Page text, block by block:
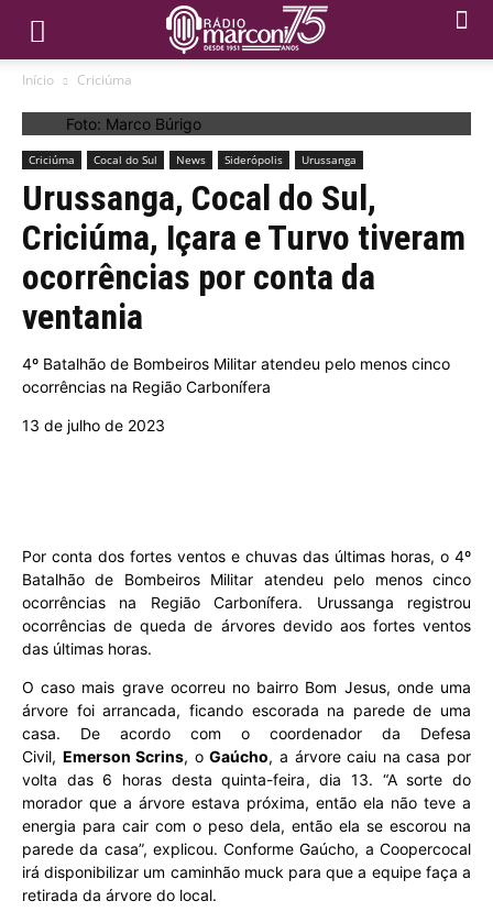
Início Criciúma
Foto: Marco Búrigo
Criciúma Cocal do Sul News Siderópolis Urussanga
Urussanga, Cocal do Sul,
Criciúma, Içara e Turvo tiveram
ocorrências por conta da
ventania
4º Batalhão de Bombeiros Militar atendeu pelo menos cinco
ocorrências na Região Carbonífera
13 de julho de 2023
Por conta dos fortes ventos e chuvas das últimas horas, o 4º
Batalhão de Bombeiros Militar atendeu pelo menos cinco
ocorrências na Região Carbonífera. Urussanga registrou
ocorrências de queda de árvores devido aos fortes ventos
das últimas horas.
O caso mais grave ocorreu no bairro Bom Jesus, onde uma
árvore foi arrancada, ficando escorada na parede de uma
casa. De acordo com o coordenador da Defesa
Civil, Emerson Scrins, oGaúcho, a árvore caiu na casa por
volta das 6 horas desta quinta-feira, dia 13. “A sorte do
morador que a árvore estava próxima, então ela não teve a
energia para cair com o peso dela, então ela se escorou na
parede da casa”, explicou. Conforme Gaúcho, a Coopercocal
irá disponibilizar um caminhão muck para que a equipe faça a
retirada da árvore do local.